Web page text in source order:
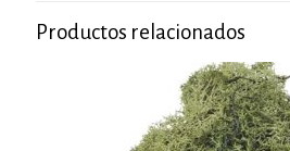
Productos relacionados